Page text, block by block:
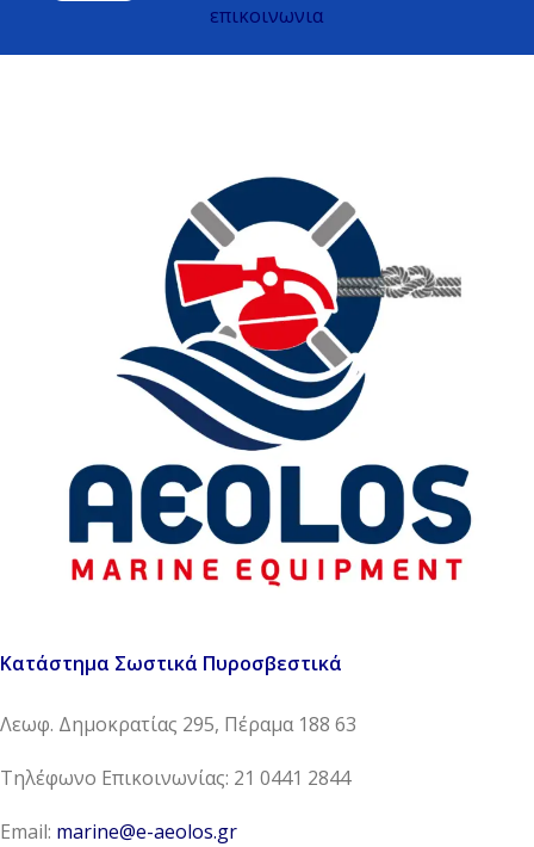
επικοινωνια
Κατάστημα Σωστικά Πυροσβεστικά
Λεωφ. Δημοκρατίας 295, Πέραμα 188 63
Τηλέφωνο Επικοινωνίας: 21 0441 2844
Email: marine@e-aeolos.gr